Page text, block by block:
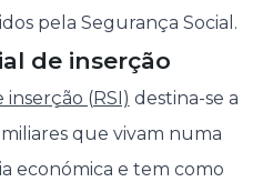
pela Segurança Social.
de inserção
(RSI) destina-se a
que vivam numa
económica e tem como